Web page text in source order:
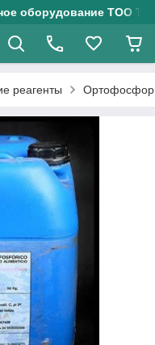
оборудование ТОО
реагенты